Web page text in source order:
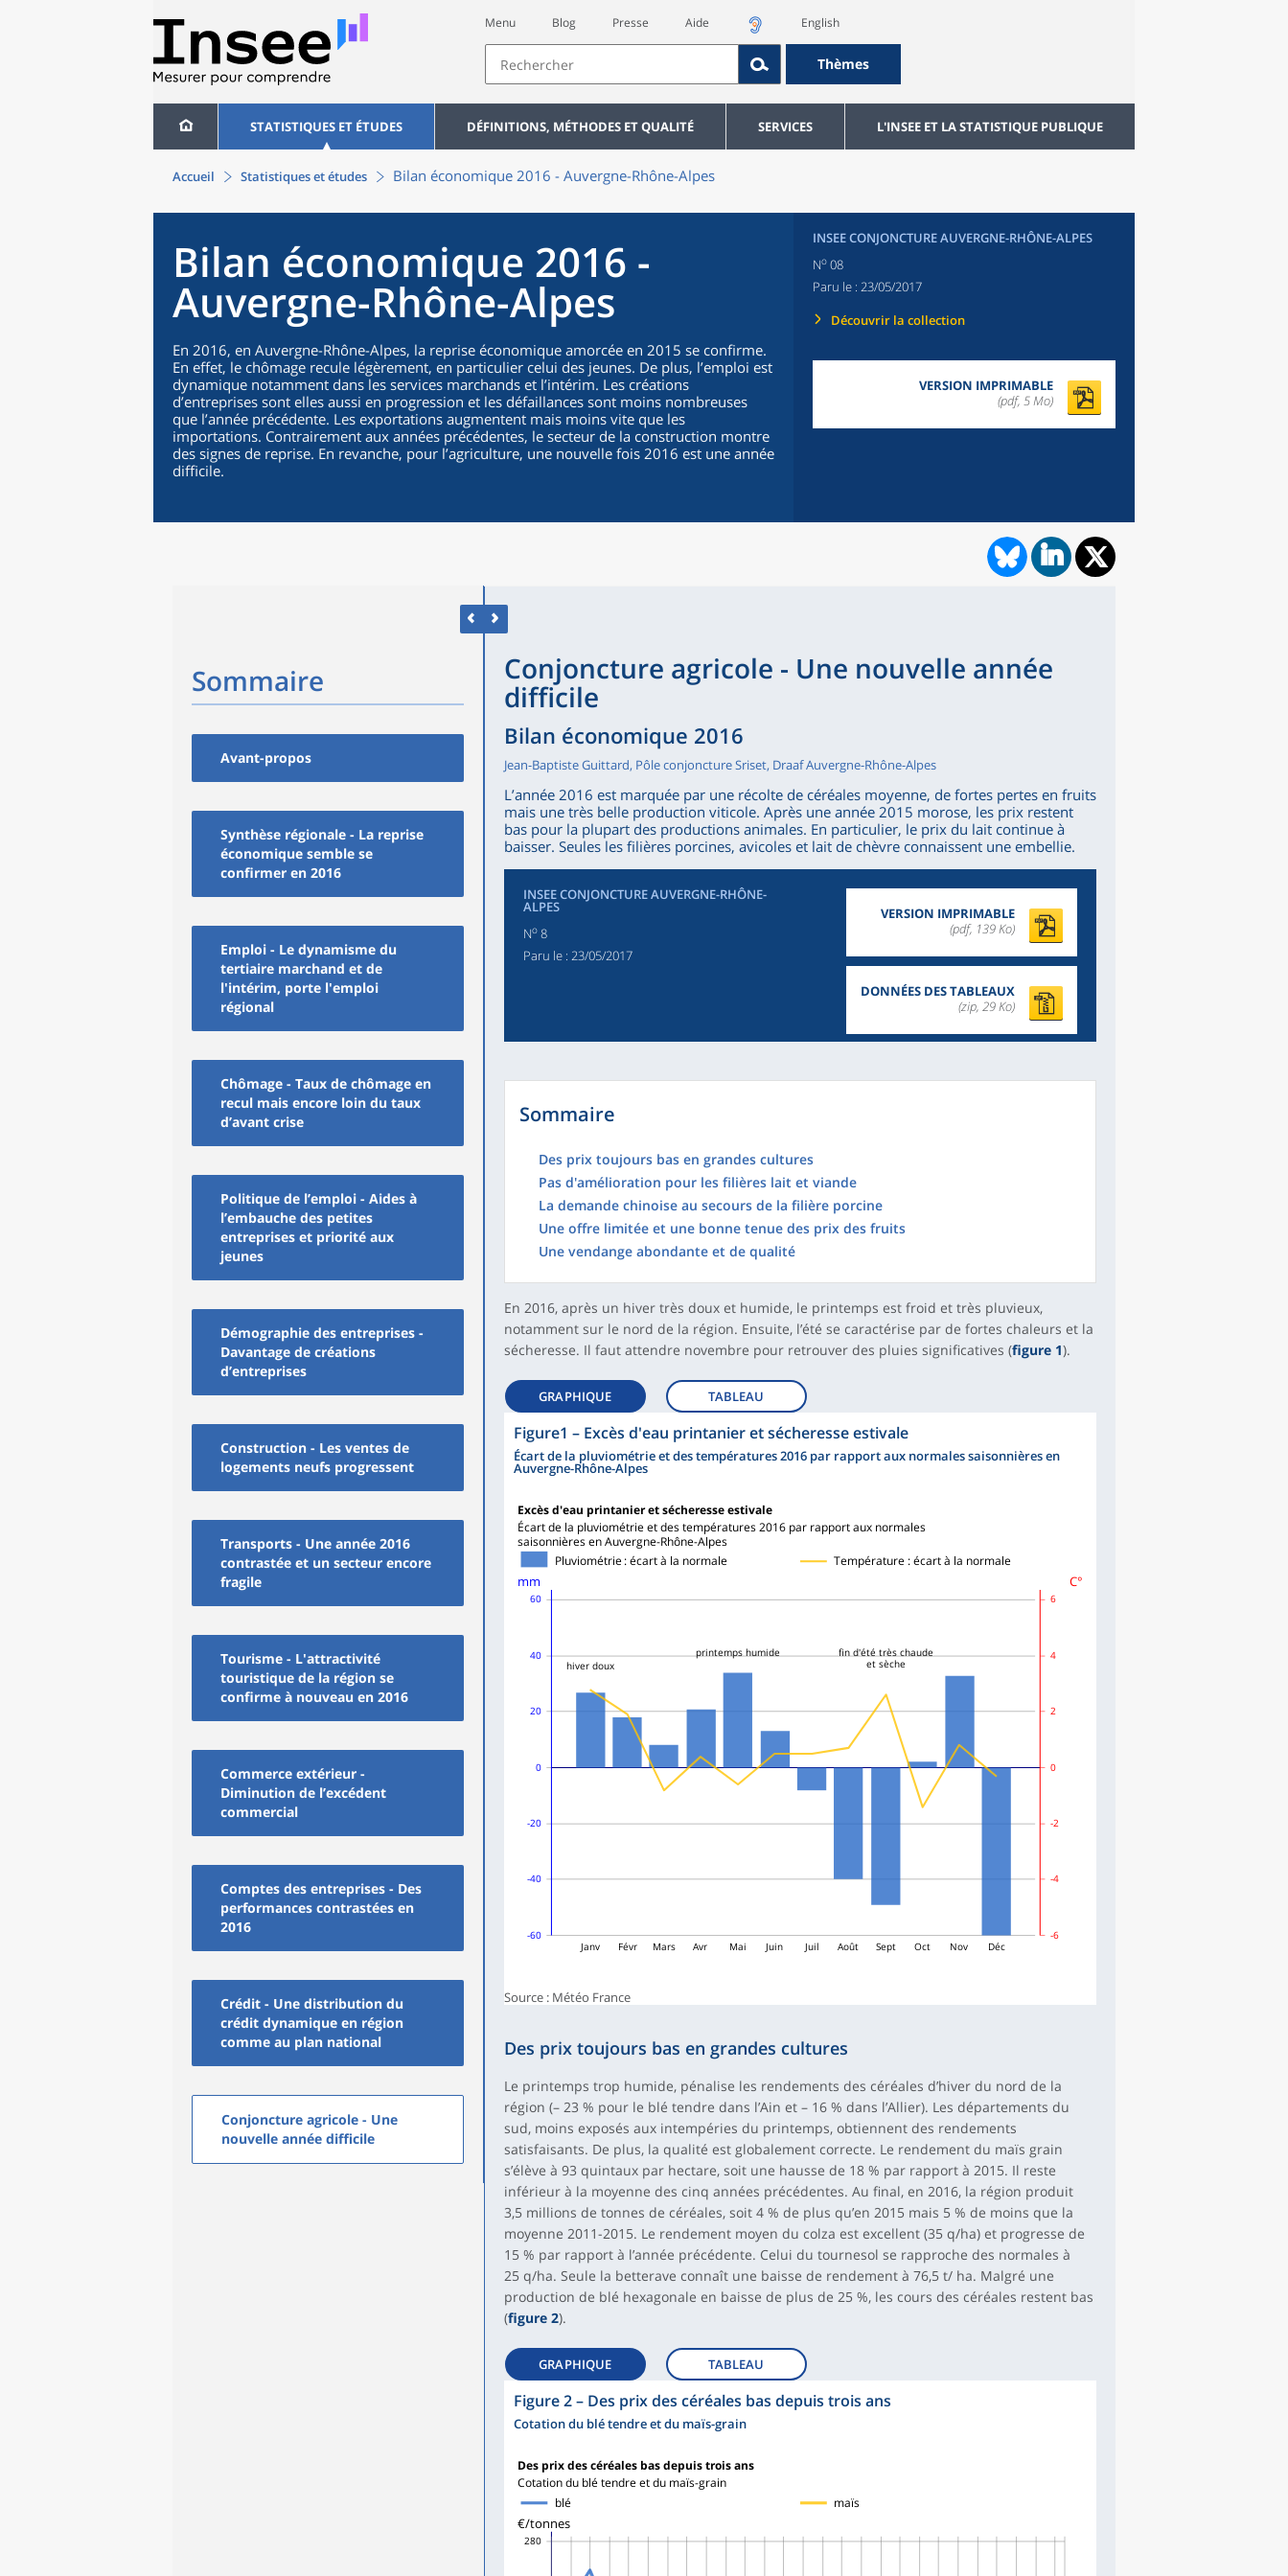
Menu Blog Presse Aide English
Thèmes
STATISTIQUES ET ÉTUDES DÉFINITIONS, MÉTHODES ET QUALITÉ SERVICES L'INSEE ET LA STATISTIQUE PUBLIQUE
Accueil Statistiques et études Bilan économique 2016 - Auvergne-Rhône-Alpes
Bilan économique 2016 -
Auvergne-Rhône-Alpes
En 2016, en Auvergne-Rhône-Alpes, la reprise économique amorcée en 2015 se confirme.
En effet, le chômage recule légèrement, en particulier celui des jeunes. De plus, l’emploi est
dynamique notamment dans les services marchands et l’intérim. Les créations
d’entreprises sont elles aussi en progression et les défaillances sont moins nombreuses
que l’année précédente. Les exportations augmentent mais moins vite que les
importations. Contrairement aux années précédentes, le secteur de la construction montre
des signes de reprise. En revanche, pour l’agriculture, une nouvelle fois 2016 est une année
difficile.
INSEE CONJONCTURE AUVERGNE-RHÔNE-ALPES
No 08
Paru le : 23/05/2017
Découvrir la collection
VERSION IMPRIMABLE
(pdf, 5 Mo)
Sommaire
Avant-propos
Synthèse régionale - La reprise
économique semble se
confirmer en 2016
Emploi - Le dynamisme du
tertiaire marchand et de
l'intérim, porte l'emploi
régional
Chômage - Taux de chômage en
recul mais encore loin du taux
d’avant crise
Politique de l’emploi - Aides à
l’embauche des petites
entreprises et priorité aux
jeunes
Démographie des entreprises -
Davantage de créations
d’entreprises
Construction - Les ventes de
logements neufs progressent
Transports - Une année 2016
contrastée et un secteur encore
fragile
Tourisme - L'attractivité
touristique de la région se
confirme à nouveau en 2016
Commerce extérieur -
Diminution de l’excédent
commercial
Comptes des entreprises - Des
performances contrastées en
2016
Crédit - Une distribution du
crédit dynamique en région
comme au plan national
Conjoncture agricole - Une
nouvelle année difficile
Conjoncture agricole - Une nouvelle année
difficile
Bilan économique 2016
Jean-Baptiste Guittard, Pôle conjoncture Sriset, Draaf Auvergne-Rhône-Alpes
L’année 2016 est marquée par une récolte de céréales moyenne, de fortes pertes en fruits
mais une très belle production viticole. Après une année 2015 morose, les prix restent
bas pour la plupart des productions animales. En particulier, le prix du lait continue à
baisser. Seules les filières porcines, avicoles et lait de chèvre connaissent une embellie.
INSEE CONJONCTURE AUVERGNE-RHÔNE-
ALPES
No8
Paru le : 23/05/2017
VERSION IMPRIMABLE
(pdf, 139 Ko)
DONNÉES DES TABLEAUX
(zip, 29 Ko)
Sommaire
Des prix toujours bas en grandes cultures
Pas d'amélioration pour les filières lait et viande
La demande chinoise au secours de la filière porcine
Une offre limitée et une bonne tenue des prix des fruits
Une vendange abondante et de qualité
En 2016, après un hiver très doux et humide, le printemps est froid et très pluvieux,
notamment sur le nord de la région. Ensuite, l’été se caractérise par de fortes chaleurs et la
sécheresse. Il faut attendre novembre pour retrouver des pluies significatives (figure 1).
GRAPHIQUE TABLEAU
Figure1 – Excès d'eau printanier et sécheresse estivale
Écart de la pluviométrie et des températures 2016 par rapport aux normales saisonnières en
Auvergne-Rhône-Alpes
Excès d'eau printanier et sécheresse estivale
Écart de la pluviométrie et des températures 2016 par rapport aux normales
saisonnières en Auvergne-Rhône-Alpes
0
20
40
60
-20
-40
-60 -6
-4
-2
0
2
4
6
mm C°
Janv Févr Mars Avr Mai Juin Juil Août Sept Oct Nov Déc
Pluviométrie : écart à la normale Température : écart à la normale
hiver doux
printemps humide
fin d'été très chaude
et sèche
Source : Météo France
Des prix toujours bas en grandes cultures
Le printemps trop humide, pénalise les rendements des céréales d’hiver du nord de la
région (– 23 % pour le blé tendre dans l’Ain et – 16 % dans l’Allier). Les départements du
sud, moins exposés aux intempéries du printemps, obtiennent des rendements
satisfaisants. De plus, la qualité est globalement correcte. Le rendement du maïs grain
s’élève à 93 quintaux par hectare, soit une hausse de 18 % par rapport à 2015. Il reste
inférieur à la moyenne des cinq années précédentes. Au final, en 2016, la région produit
3,5 millions de tonnes de céréales, soit 4 % de plus qu’en 2015 mais 5 % de moins que la
moyenne 2011-2015. Le rendement moyen du colza est excellent (35 q/ha) et progresse de
15 % par rapport à l’année précédente. Celui du tournesol se rapproche des normales à
25 q/ha. Seule la betterave connaît une baisse de rendement à 76,5 t/ ha. Malgré une
production de blé hexagonale en baisse de plus de 25 %, les cours des céréales restent bas
(figure 2).
GRAPHIQUE TABLEAU
Figure 2– Des prix des céréales bas depuis trois ans
Cotation du blé tendre et du maïs-grain
Des prix des céréales bas depuis trois ans
Cotation du blé tendre et du maïs-grain
280
€/tonnes
blé maïs